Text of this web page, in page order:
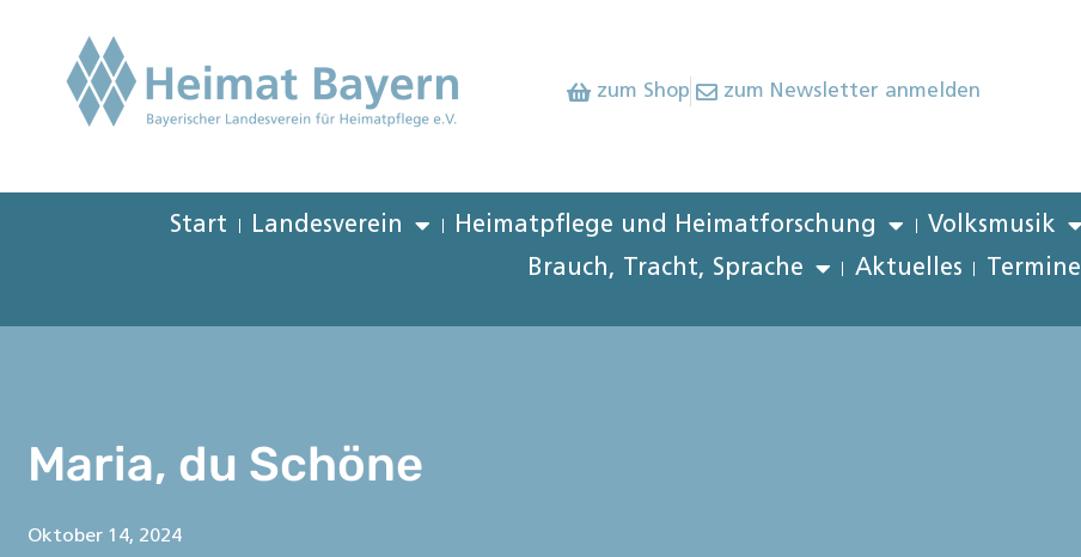
zum Shop zum Newsletter anmelden
Start Landesverein Heimatpflege und Heimatforschung Volksmusik
Brauch, Tracht, Sprache
Aktuelles Termine
Maria, du Schöne
Oktober 14, 2024